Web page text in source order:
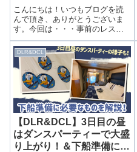
スケジュールも分かる
DCLアプリの機能を紹
介！
こんにちは！いつもブログを読
んで頂き、ありがとうございま
す。今回は・・・事前のレスト
ランやアクティビティ予約も可
能！グリーティングスケジュー
ルも分かるDCLアプリの機能を
紹介！前回はアナハイムのホテ
ル予約をご紹介しました。▶安
くて便利なのは...
DLR&DCL
【DLR&DCL】3日目の昼
はダンスパーティーで大盛
り上がり！＆下船準備に必